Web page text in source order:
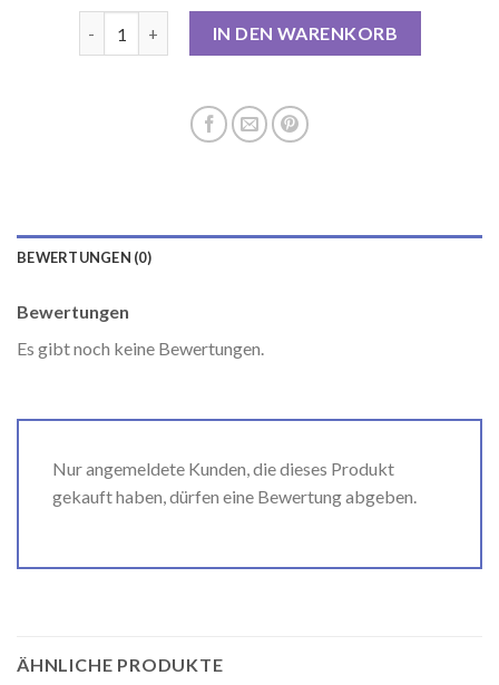
IN DEN WARENKORB
BEWERTUNGEN (0)
Bewertungen
Es gibt noch keine Bewertungen.
Nur angemeldete Kunden, die dieses Produkt
gekauft haben, dürfen eine Bewertung abgeben.
ÄHNLICHE PRODUKTE